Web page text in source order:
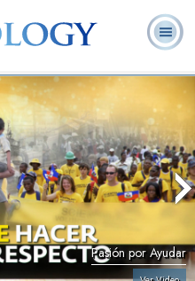
Ministros
Voluntarios
Preguntas
Frecuentes
Pasión por Ayudar